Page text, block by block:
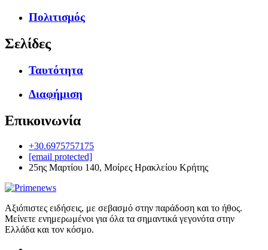
Πολιτισμός
Σελίδες
Ταυτότητα
Διαφήμιση
Επικοινωνία
+30.6975757175
[email protected]
25ης Μαρτίου 140, Μοίρες Ηρακλείου Κρήτης
Αξιόπιστες ειδήσεις, με σεβασμό στην παράδοση και το ήθος.
Μείνετε ενημερωμένοι για όλα τα σημαντικά γεγονότα στην
Ελλάδα και τον κόσμο.